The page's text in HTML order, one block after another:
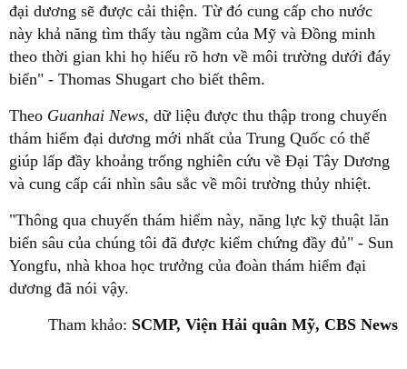
đại dương sẽ được cải thiện. Từ đó cung cấp cho nước
này khả năng tìm thấy tàu ngầm của Mỹ và Đồng minh
theo thời gian khi họ hiểu rõ hơn về môi trường dưới đáy
biển" - Thomas Shugart cho biết thêm.
Theo Guanhai News, dữ liệu được thu thập trong chuyến
thám hiểm đại dương mới nhất của Trung Quốc có thể
giúp lấp đầy khoảng trống nghiên cứu về Đại Tây Dương
và cung cấp cái nhìn sâu sắc về môi trường thủy nhiệt.
"Thông qua chuyến thám hiểm này, năng lực kỹ thuật lăn
biển sâu của chúng tôi đã được kiểm chứng đầy đủ" - Sun
Yongfu, nhà khoa học trưởng của đoàn thám hiểm đại
dương đã nói vậy.
Tham khảo: SCMP, Viện Hải quân Mỹ, CBS News